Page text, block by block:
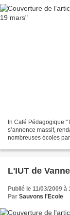
In Café Pédagogique
s’annonce massif,
nombreuses écoles
L'IUT de
Publié le 11/03/2009 à
Par Sauvons l'Ecole